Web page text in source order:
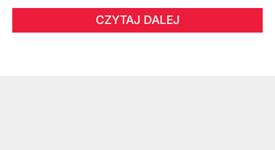
CZYTAJ DALEJ